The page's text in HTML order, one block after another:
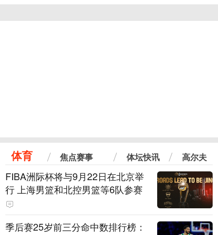
体育 焦点赛事 体坛快讯 高尔夫
FIBA洲际杯将与9月22日在北京举
行 上海男篮和北控男篮等6队参赛
季后赛25岁前三分命中数排行榜：